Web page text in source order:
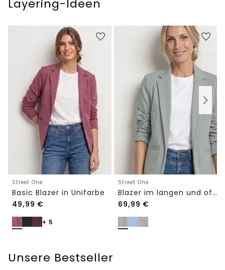
Layering-Ideen
Street One
Basic Blazer in Unifarbe
49,99 €
+ 5
Street One
Blazer im langen und offenen Schnitt
69,99 €
Unsere Bestseller